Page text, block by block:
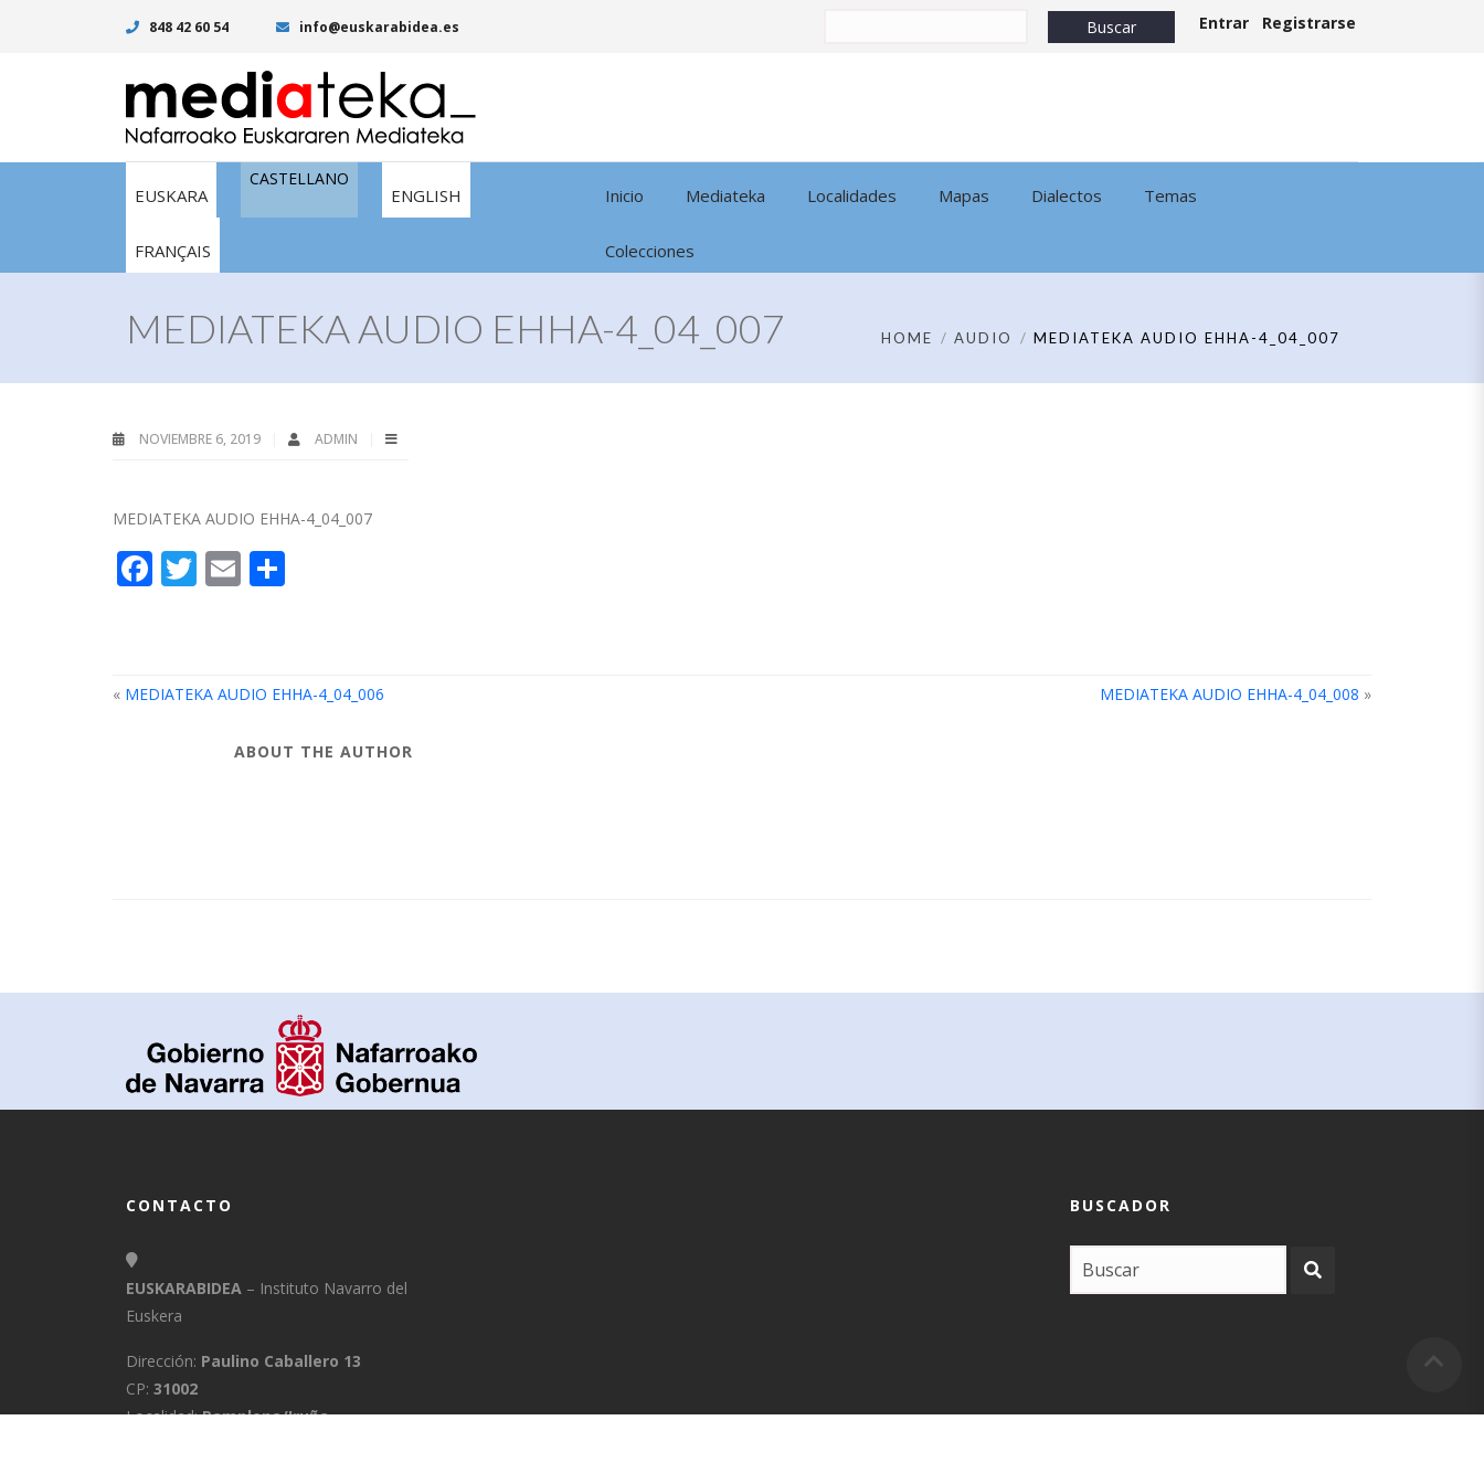
848 42 60 54 info@euskarabidea.es Entrar Registrarse
EUSKARA
CASTELLANO
ENGLISH
FRANÇAIS
Inicio Mediateka Localidades Mapas Dialectos Temas
Colecciones
MEDIATEKA AUDIO EHHA-4_04_007 HOME AUDIO MEDIATEKA AUDIO EHHA-4_04_007
NOVIEMBRE 6, 2019 ADMIN
MEDIATEKA AUDIO EHHA-4_04_007
Facebook
Twitter
Email
« MEDIATEKA AUDIO EHHA-4_04_006 MEDIATEKA AUDIO EHHA-4_04_008 »
ABOUT THE AUTHOR
CONTACTO
EUSKARABIDEA – Instituto Navarro del
Euskera
Dirección: Paulino Caballero 13
CP: 31002
Localidad:Pamplona/Iruña
BUSCADOR